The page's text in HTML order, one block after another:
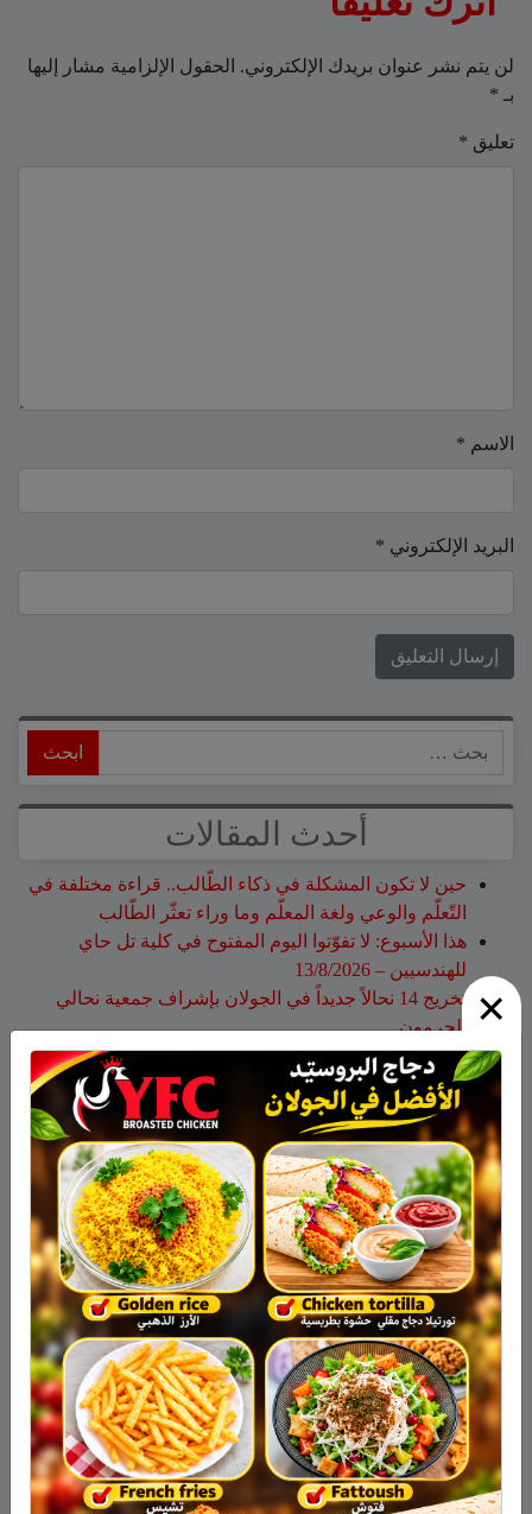
×
لن يتم نشر عنوان بريدك الإلكتروني. الحقول الإلزامية مشار إليها
بـ *
تعليق *
الاسم *
البريد الإلكتروني *
أحدث المقالات
حين لا تكون المشكلة في ذكاء الطّالب.. قراءة مختلفة في
التّعلّم والوعي ولغة المعلّم وما وراء تعثّر الطّالب
هذا الأسبوع: لا تفوّتوا اليوم المفتوح في كلية تل حاي
للهندسيين – 13/8/2026
تخريج 14 نحالاً جديداً في الجولان بإشراف جمعية نحالي
الحرمون
وفاة الأخت هالة علي محمود من مجدل شمس
الجولاني هادي أبو رافع ينجح في تسلق قمة مون بلان ويقود
فريقاً إلى أعلى نقطة في أوروبا الغربية
أحدث التعليقات
نبيه عويداتعلى
تخريج 14 نحالاً جديداً في الجولان بإشراف
جمعية نحالي الحرمون
عزاتعلى
تخريج 14 نحالاً جديداً في الجولان بإشراف
جمعية نحالي الحرمون
عقاب ابو شاهينعلىالجولاني هادي أبو رافع ينجح في
تسلق قمة مون بلان ويقود فريقاً إلى أعلى نقطة في أوروبا
الغربية
سلمان أبو عوادعلىهل أصبح الزوج أو الزوجة مجرد سلعة
نتخلص منها بعد استعمالها؟
طليع محمودعلىهل أصبح الزوج أو الزوجة مجرد سلعة